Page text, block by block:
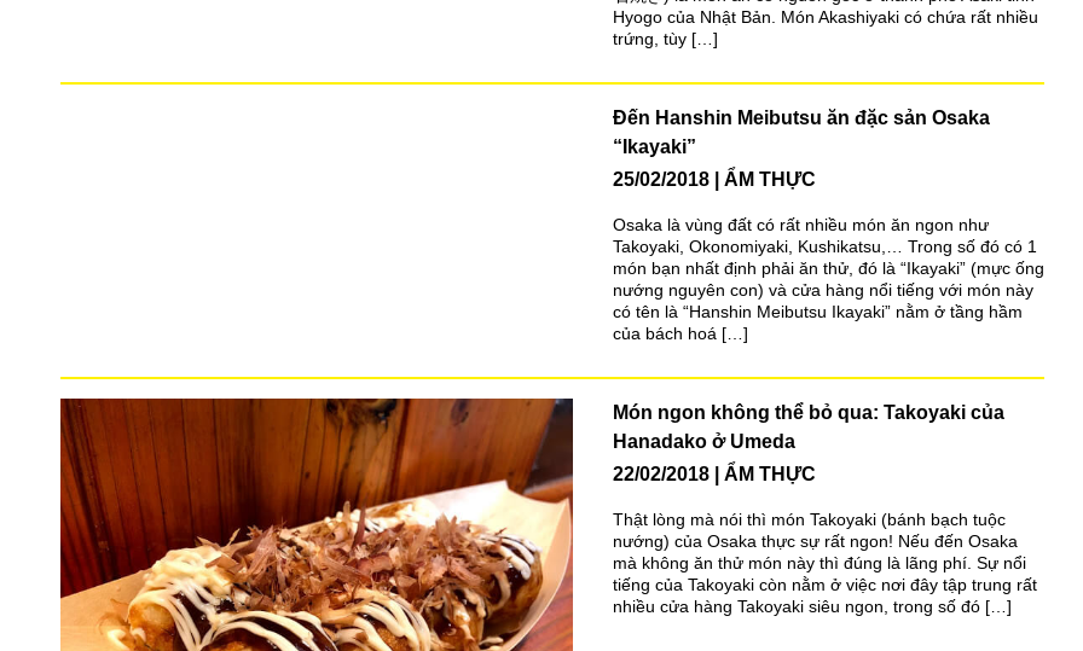
Hyogo của Nhật Bản. Món Akashiyaki có chứa rất nhiều
trứng, tùy […]
Đến Hanshin Meibutsu ăn đặc sản Osaka
“Ikayaki”
25/02/2018
ẨM THỰC
Osaka là vùng đất có rất nhiều món ăn ngon như
Takoyaki, Okonomiyaki, Kushikatsu,… Trong số đó có 1
món bạn nhất định phải ăn thử, đó là “Ikayaki” (mực ống
nướng nguyên con) và cửa hàng nổi tiếng với món này
có tên là “Hanshin Meibutsu Ikayaki” nằm ở tầng hầm
của bách hoá […]
Món ngon không thể bỏ qua: Takoyaki của
Hanadako ở Umeda
22/02/2018
ẨM THỰC
Thật lòng mà nói thì món Takoyaki (bánh bạch tuộc
nướng) của Osaka thực sự rất ngon! Nếu đến Osaka
mà không ăn thử món này thì đúng là lãng phí. Sự nổi
tiếng của Takoyaki còn nằm ở việc nơi đây tập trung rất
nhiều cửa hàng Takoyaki siêu ngon, trong số đó […]